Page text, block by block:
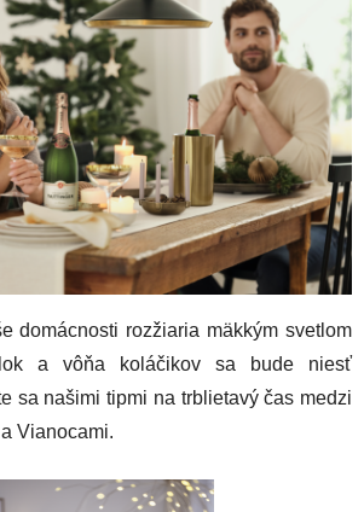
domácnosti rozžiaria mäkkým svetlom
a vôňa koláčikov sa bude niesť
sa našimi tipmi na trblietavý čas medzi
Vianocami.